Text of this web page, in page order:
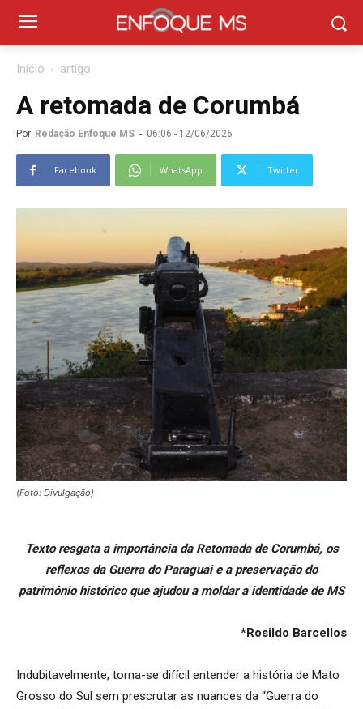
Início artigo
A retomada de Corumbá
Por Redação Enfoque MS - 06:06 - 12/06/2026
Facebook WhatsApp Twitter
(Foto: Divulgação)
Texto resgata a importância da Retomada de Corumbá, os
reflexos da Guerra do Paraguai e a preservação do
patrimônio histórico que ajudou a moldar a identidade de MS
*Rosildo Barcellos
Indubitavelmente, torna-se difícil entender a história de Mato
Grosso do Sul sem prescrutar as nuances da “Guerra do